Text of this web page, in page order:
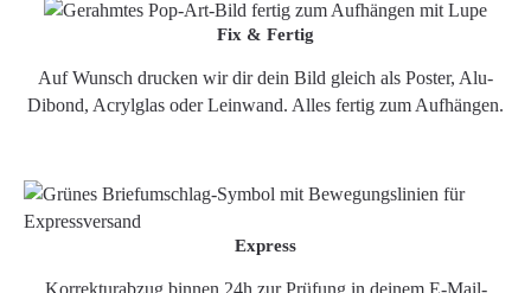
Fix & Fertig
Auf Wunsch drucken wir dir dein Bild gleich als Poster, Alu-
Dibond, Acrylglas oder Leinwand. Alles fertig zum Aufhängen.
Express
Korrekturabzug binnen 24h zur Prüfung in deinem E-Mail-